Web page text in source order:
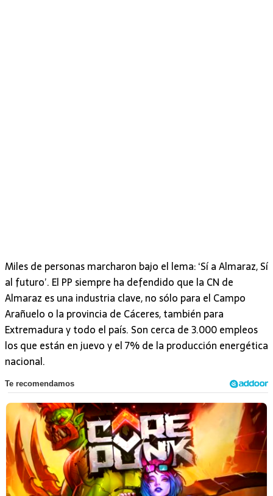
Miles de personas marcharon bajo el lema: ‘Sí a Almaraz, Sí
al futuro’. El PP siempre ha defendido que la CN de
Almaraz es una industria clave, no sólo para el Campo
Arañuelo o la provincia de Cáceres, también para
Extremadura y todo el país. Son cerca de 3.000 empleos
los que están en juevo y el 7% de la producción energética
nacional.